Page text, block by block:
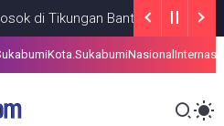
Bantarselang Cikidang
Kota.SukabumiNasional